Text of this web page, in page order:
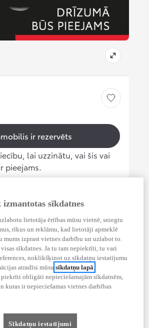
Saglabāt
ir rezervēts
lai uzzinātu, vai šis vai
pieejams.
199 € / mēnesī
Nobraukums
109 143 km
Automātiskā
izmantotas sīkdatnes
lietotāja ērtības mūsu vietnē, sniegtu
rīkus un reklāmu, kad lietotāji apmeklē
izprast vietnes darbību un uzlabot to.
sīkdatnes. Ja tu tam nepiekrīti, tu vari
noklikšķinot uz sīkdatņu iestatījumu
atradīsi mūsusīkdatņu lapā
obligāti nepieciešamajām sīkdatnēm,
kuras ir nepieciešamas vietnes darbības
Sīkdatņu iestatījumi